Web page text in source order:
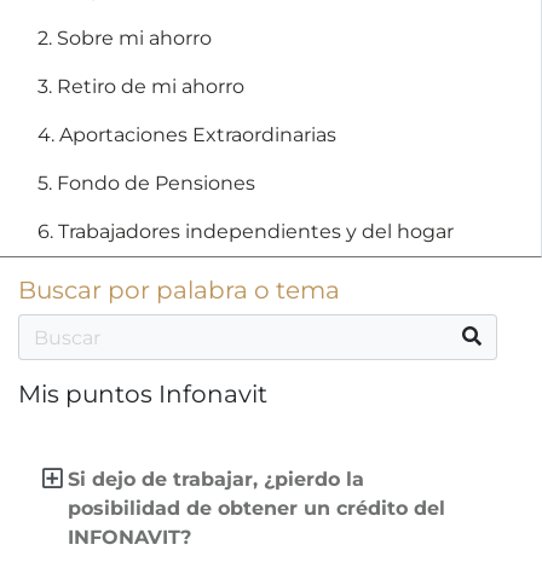
2. Sobre mi ahorro
3. Retiro de mi ahorro
4. Aportaciones Extraordinarias
5. Fondo de Pensiones
6. Trabajadores independientes y del hogar
Buscar por palabra o tema
Mis puntos Infonavit
Si dejo de trabajar, ¿pierdo la
posibilidad de obtener un crédito del
INFONAVIT?